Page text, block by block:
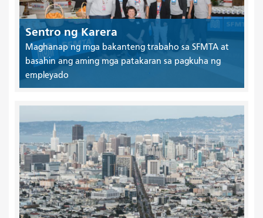
Sentro ng Karera
Maghanap ng mga bakanteng trabaho sa SFMTA at
basahin ang aming mga patakaran sa pagkuha ng
empleyado